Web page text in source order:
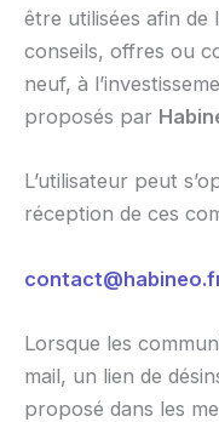
être utilisées afin de
conseils, offres ou
neuf, à
proposés par
L’utilisateur peut
réception de ces
Lorsque les
mail, un lien de
proposé dans les